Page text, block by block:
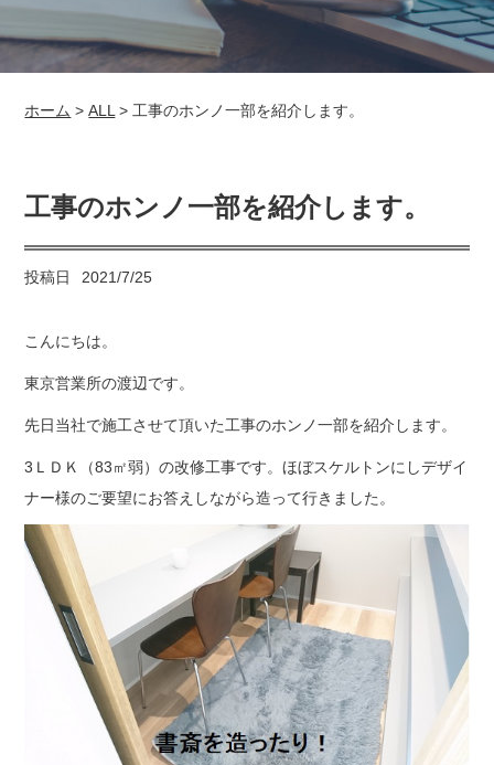
ホーム >ALL > 工事のホンノ一部を紹介します。
工事のホンノ一部を紹介します。
投稿日 2021/7/25
こんにちは。
東京営業所の渡辺です。
先日当社で施工させて頂いた工事のホンノ一部を紹介します。
3ＬＤＫ（83㎡弱）の改修工事です。ほぼスケルトンにしデザイ
ナー様のご要望にお答えしながら造って行きました。